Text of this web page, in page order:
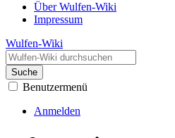
Über Wulfen-Wiki
Impressum
Wulfen-Wiki
Suche
Benutzermenü
Anmelden